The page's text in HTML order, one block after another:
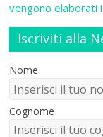
vengono elaborati
Iscriviti alla
Nome
Cognome